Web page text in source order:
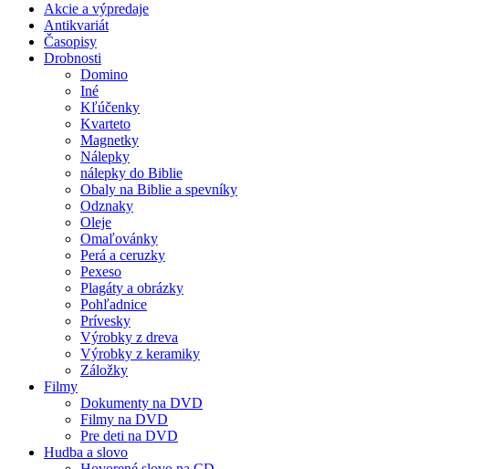
Akcie a výpredaje
Antikvariát
Časopisy
Drobnosti
Domino
Iné
Kľúčenky
Kvarteto
Magnetky
Nálepky
nálepky do Biblie
Obaly na Biblie a spevníky
Odznaky
Oleje
Omaľovánky
Perá a ceruzky
Pexeso
Plagáty a obrázky
Pohľadnice
Prívesky
Výrobky z dreva
Výrobky z keramiky
Záložky
Filmy
Dokumenty na DVD
Filmy na DVD
Pre deti na DVD
Hudba a slovo